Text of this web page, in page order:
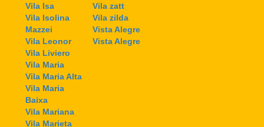
Vila Isa
Vila Isolina
Mazzei
Vila Leonor
Vila Liviero
Vila Maria
Vila Maria Alta
Vila Maria
Baixa
Vila Mariana
Vila Marieta
Vila zatt
Vila zilda
Vista Alegre
Vista Alegre